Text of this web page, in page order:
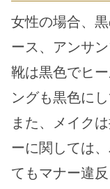
女性の場合、
ース、アンサ
靴は黒色でヒ
ングも黒色にし
また、メイク
ーに関しては
てもマナー違